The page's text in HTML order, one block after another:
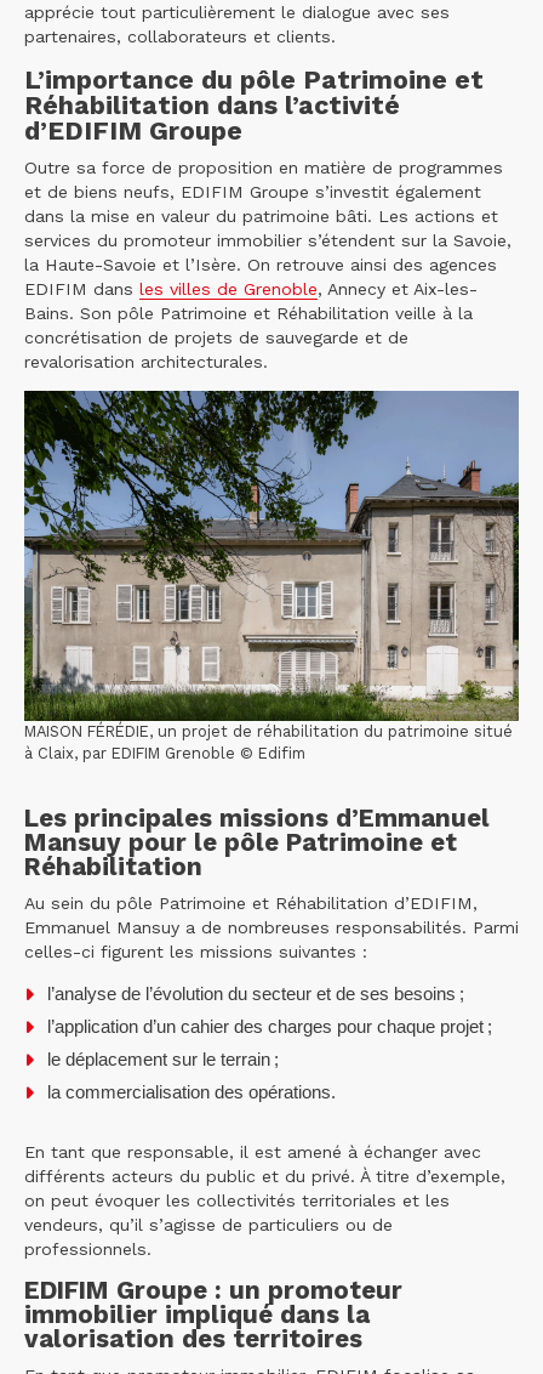
apprécie tout particulièrement le dialogue avec ses
partenaires, collaborateurs et clients.
L’importance du pôle Patrimoine et
Réhabilitation dans l’activité
d’EDIFIM Groupe
Outre sa force de proposition en matière de programmes
et de biens neufs, EDIFIM Groupe s’investit également
dans la mise en valeur du patrimoine bâti. Les actions et
services du promoteur immobilier s’étendent sur la Savoie,
la Haute-Savoie et l’Isère. On retrouve ainsi des agences
EDIFIM dans les villes de Grenoble, Annecy et Aix-les-
Bains. Son pôle Patrimoine et Réhabilitation veille à la
concrétisation de projets de sauvegarde et de
revalorisation architecturales.
MAISON FÉRÉDIE, un projet de réhabilitation du patrimoine situé
à Claix, par EDIFIM Grenoble © Edifim
Les principales missions d’Emmanuel
Mansuy pour le pôle Patrimoine et
Réhabilitation
Au sein du pôle Patrimoine et Réhabilitation d’EDIFIM,
Emmanuel Mansuy a de nombreuses responsabilités. Parmi
celles-ci figurent les missions suivantes :
l’analyse de l’évolution du secteur et de ses besoins ;
l’application d’un cahier des charges pour chaque projet ;
le déplacement sur le terrain ;
la commercialisation des opérations.
En tant que responsable, il est amené à échanger avec
différents acteurs du public et du privé. À titre d’exemple,
on peut évoquer les collectivités territoriales et les
vendeurs, qu’il s’agisse de particuliers ou de
professionnels.
EDIFIM Groupe : un promoteur
immobilier impliqué dans la
valorisation des territoires